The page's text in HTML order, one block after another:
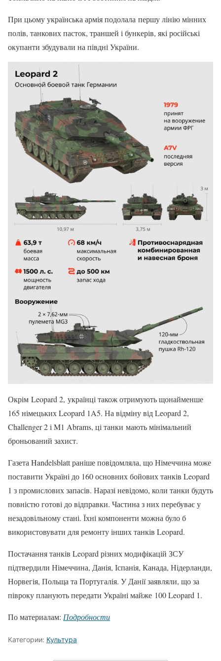
При цьому українська армія подолала першу лінію мінних
полів, танкових пасток, траншей і бункерів, які російські
окупанти збудували на півдні України.
Окрім Leopard 2, українці також отримують щонайменше
165 німецьких Leopard 1A5. На відміну від Leopard 2,
Challenger 2 і M1 Abrams, ці танки мають мінімальний
броньований захист.
Газета Handelsblatt раніше повідомляла, що Німеччина може
поставити Україні до 160 основних бойових танків Leopard
1 з промислових запасів. Наразі невідомо, коли танки будуть
повністю готові до відправки. Частина з них перебуває у
незадовільному стані. Їхні компоненти можна було б
використовувати для ремонту інших танків Leopard.
Постачання танків Leopard різних модифікацій ЗСУ
підтвердили Німеччина, Данія, Іспанія, Канада, Нідерланди,
Норвегія, Польща та Португалія. У Данії заявляли, що за
півроку планують передати Україні майже 100 Leopard 1.
По материалам: Подробности
Категории: Культура